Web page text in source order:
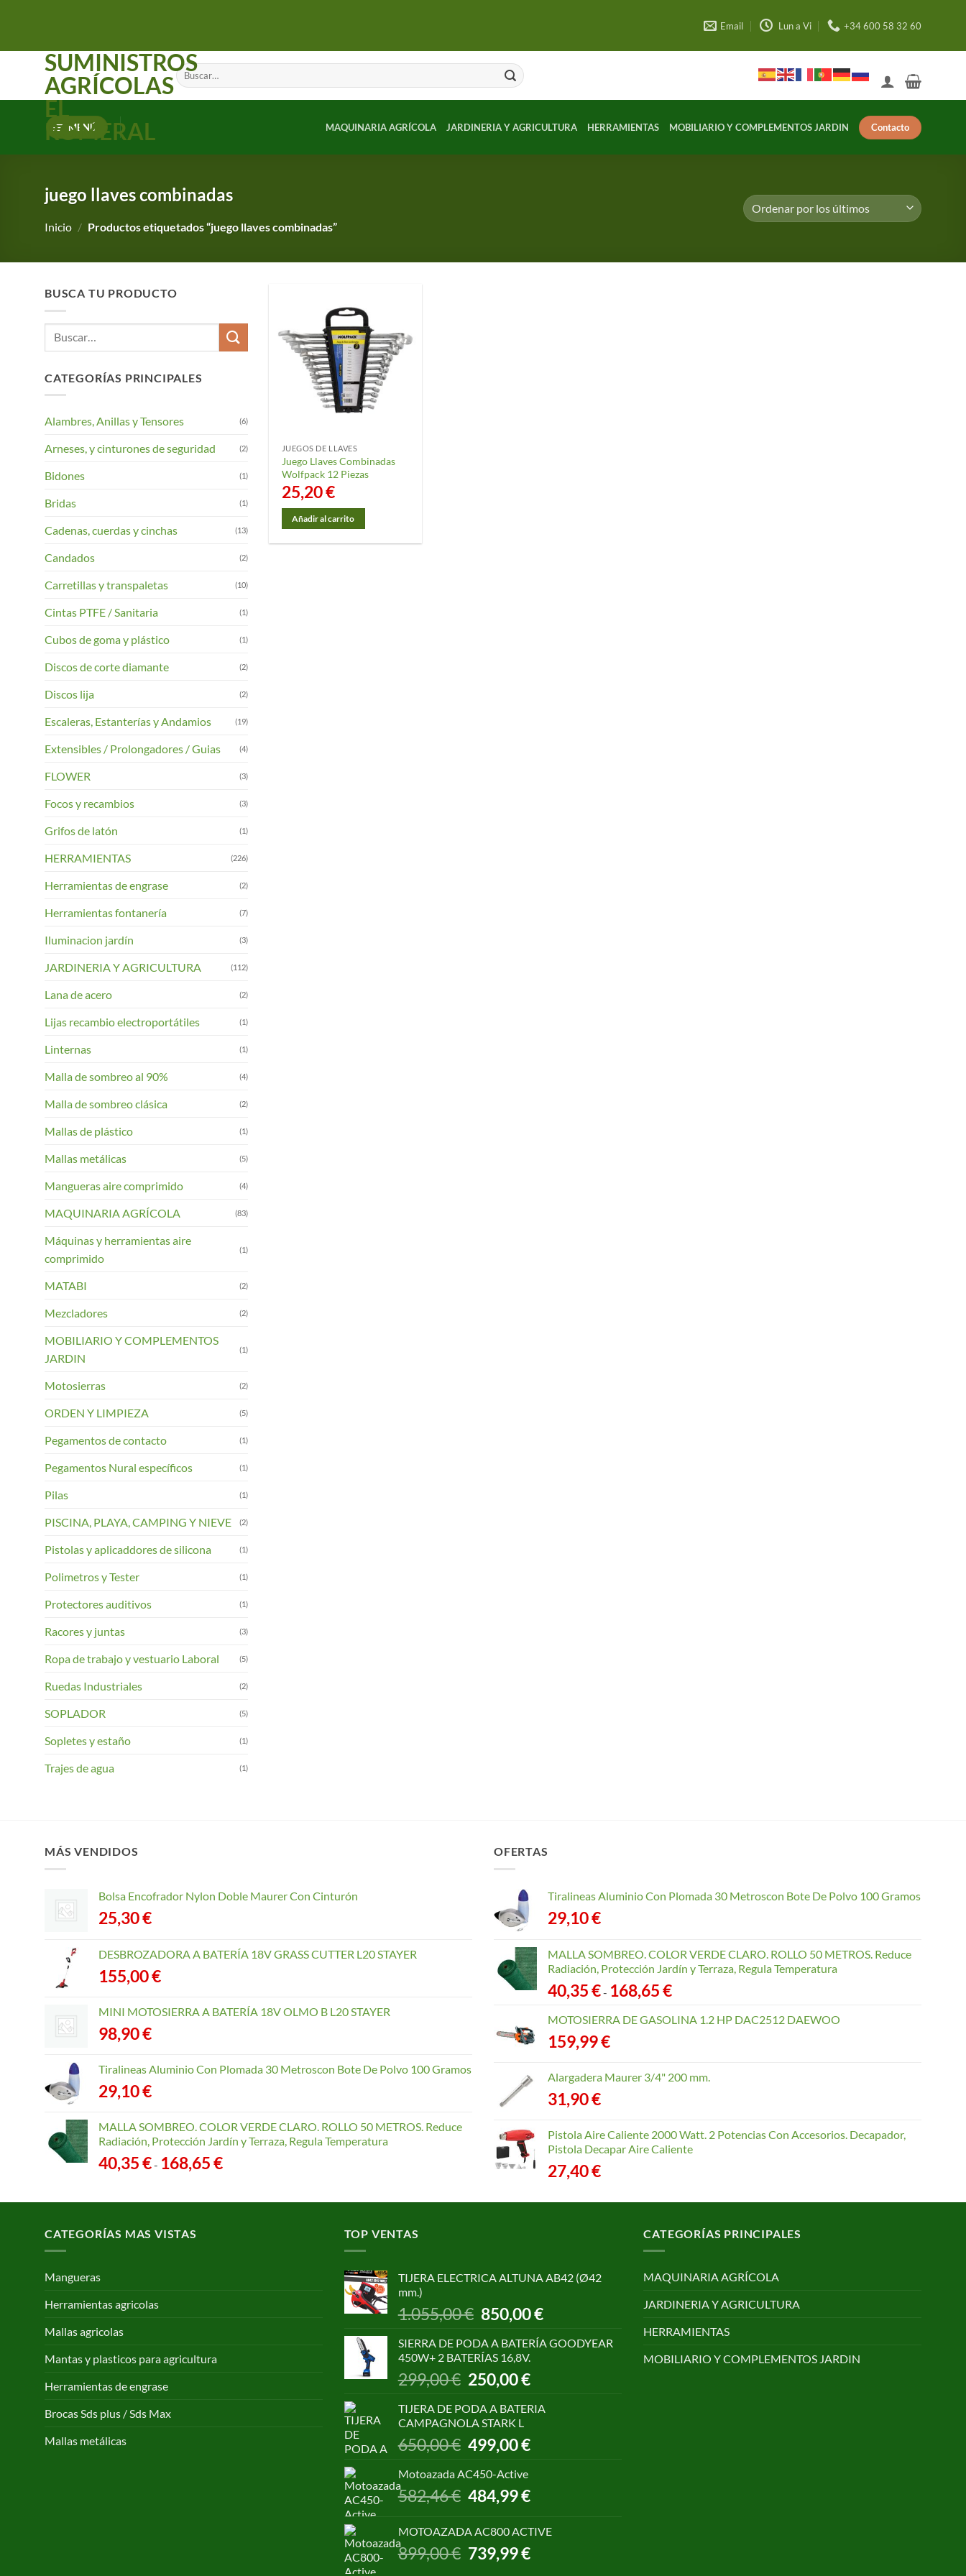
Email Lun a Vi +34 600 58 32 60
SUMINISTROS
AGRÍCOLAS
EL
ROMERAL
Buscar
por:
MENÚ MAQUINARIA AGRÍCOLA JARDINERIA Y AGRICULTURA HERRAMIENTAS MOBILIARIO Y COMPLEMENTOS JARDIN Contacto
juego llaves combinadas
Inicio / Productos etiquetados “juego llaves combinadas”
BUSCA TU PRODUCTO
Buscar
CATEGORÍAS PRINCIPALES
Alambres, Anillas y Tensores (6)
Arneses, y cinturones de seguridad (2)
Bidones (1)
Bridas (1)
Cadenas, cuerdas y cinchas (13)
Candados (2)
Carretillas y transpaletas (10)
Cintas PTFE / Sanitaria (1)
Cubos de goma y plástico (1)
Discos de corte diamante (2)
Discos lija (2)
Escaleras, Estanterías y Andamios (19)
Extensibles / Prolongadores / Guias (4)
FLOWER (3)
Focos y recambios (3)
Grifos de latón (1)
HERRAMIENTAS (226)
Herramientas de engrase (2)
Herramientas fontanería (7)
Iluminacion jardín (3)
JARDINERIA Y AGRICULTURA (112)
Lana de acero (2)
Lijas recambio electroportátiles (1)
Linternas (1)
Malla de sombreo al 90% (4)
Malla de sombreo clásica (2)
Mallas de plástico (1)
Mallas metálicas (5)
Mangueras aire comprimido (4)
MAQUINARIA AGRÍCOLA (83)
Máquinas y herramientas aire
comprimido
(1)
MATABI (2)
Mezcladores (2)
MOBILIARIO Y COMPLEMENTOS
JARDIN
(1)
Motosierras (2)
ORDEN Y LIMPIEZA (5)
Pegamentos de contacto (1)
Pegamentos Nural específicos (1)
Pilas (1)
PISCINA, PLAYA, CAMPING Y NIEVE (2)
Pistolas y aplicaddores de silicona (1)
Polimetros y Tester (1)
Protectores auditivos (1)
Racores y juntas (3)
Ropa de trabajo y vestuario Laboral (5)
Ruedas Industriales (2)
SOPLADOR (5)
Sopletes y estaño (1)
Trajes de agua (1)
JUEGOS DE LLAVES
Juego Llaves Combinadas
Wolfpack 12 Piezas
25,20€
Añadir al carrito
MÁS VENDIDOS
Bolsa Encofrador Nylon Doble Maurer Con Cinturón
25,30€
DESBROZADORA A BATERÍA 18V GRASS CUTTER L20 STAYER
155,00€
MINI MOTOSIERRA A BATERÍA 18V OLMO B L20 STAYER
98,90€
Tiralineas Aluminio Con Plomada 30 Metroscon Bote De Polvo 100 Gramos
29,10€
MALLA SOMBREO. COLOR VERDE CLARO. ROLLO 50 METROS. Reduce
Radiación, Protección Jardín y Terraza, Regula Temperatura
40,35€- 168,65€Rango
desde
OFERTAS
Tiralineas Aluminio Con Plomada 30 Metroscon Bote De Polvo 100 Gramos
29,10€
MALLA SOMBREO. COLOR VERDE CLARO. ROLLO 50 METROS. Reduce
Radiación, Protección Jardín y Terraza, Regula Temperatura
40,35€- 168,65€Rango
precios:
168,65 €
MOTOSIERRA DE GASOLINA 1.2 HP DAC2512 DAEWOO
159,99€
Alargadera Maurer 3/4" 200 mm.
31,90€
Pistola Aire Caliente 2000 Watt. 2 Potencias Con Accesorios. Decapador,
Pistola Decapar Aire Caliente
27,40€
CATEGORÍAS MAS VISTAS
Mangueras
Herramientas agricolas
Mallas agricolas
Mantas y plasticos para agricultura
Herramientas de engrase
Brocas Sds plus / Sds Max
Mallas metálicas
TOP VENTAS
TIJERA ELECTRICA ALTUNA AB42 (Ø42
mm.)
1.055,00€ El
precio
original
era:
1.055,00 €.
850,00€El
actual
SIERRA DE PODA A BATERÍA GOODYEAR
450W+ 2 BATERÍAS 16,8V.
299,00€ El
precio
original
era:
299,00 €.
250,00€El
actual
250,00 €.
TIJERA DE PODA A BATERIA
CAMPAGNOLA STARK L
650,00€
El
precio
original
650,00 €.
499,00€El
499,00 €.
Motoazada AC450-Active
582,46€
El
precio
era:
582,46 €.
484,99€El
es:
484,99 €.
MOTOAZADA AC800 ACTIVE
899,00€ El
precio
739,99€El
CATEGORÍAS PRINCIPALES
MAQUINARIA AGRÍCOLA
JARDINERIA Y AGRICULTURA
HERRAMIENTAS
MOBILIARIO Y COMPLEMENTOS JARDIN